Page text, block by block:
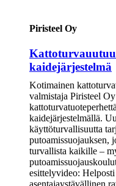
Piristeel Oy
kaidejärjestelmä
Kotimainen
valmistaja Piristeel
kaidejärjestelmällä.
käyttöturvallisuutta
putoamissuojauksen,
turvallista kaikille –
esittelyvideo:
asentajaystävällinen